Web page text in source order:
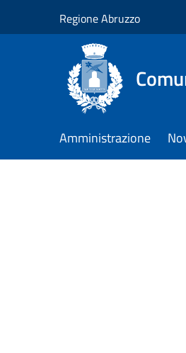
Regione Abruzzo
Amministrazione